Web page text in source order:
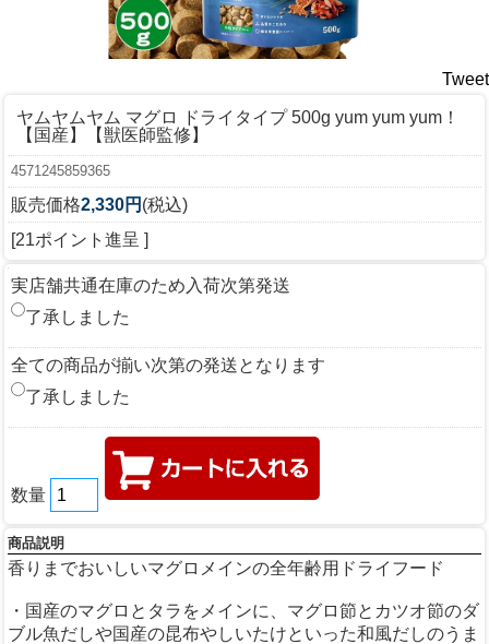
Tweet
ヤムヤムヤム マグロ ドライタイプ 500g yum yum yum！
【国産】【獣医師監修】
4571245859365
販売価格2,330円 (税込)
[21ポイント進呈 ]
実店舗共通在庫のため入荷次第発送
了承しました
全ての商品が揃い次第の発送となります
了承しました
数量
商品説明
香りまでおいしいマグロメインの全年齢用ドライフード
・国産のマグロとタラをメインに、マグロ節とカツオ節のダ
ブル魚だしや国産の昆布やしいたけといった和風だしのうま